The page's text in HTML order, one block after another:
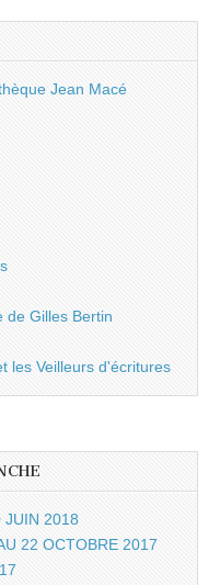
Jean Macé
de Gilles Bertin
les Veilleurs d'écritures
JUIN 2018
22 OCTOBRE 2017